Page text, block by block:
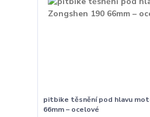
pitbike těsnění pod hlavu
66mm – ocelové